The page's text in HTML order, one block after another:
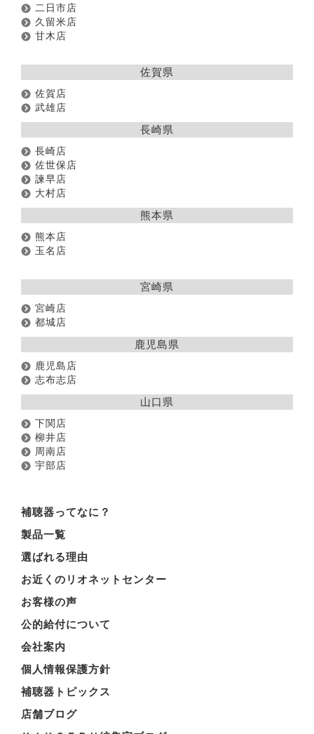
二日市店
久留米店
甘木店
佐賀県
佐賀店
武雄店
長崎県
長崎店
佐世保店
諫早店
大村店
熊本県
熊本店
玉名店
宮崎県
宮崎店
都城店
鹿児島県
鹿児島店
志布志店
山口県
下関店
柳井店
周南店
宇部店
補聴器ってなに？
製品一覧
選ばれる理由
お近くのリオネットセンター
お客様の声
公的給付について
会社案内
個人情報保護方針
補聴器トピックス
店舗ブログ